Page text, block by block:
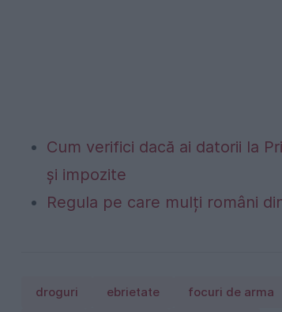
Cum verifici dacă ai datorii la
și impozite
Regula pe care mulți români
droguri ebrietate focuri de arma